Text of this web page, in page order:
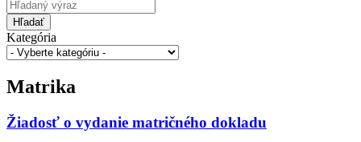
Hľadať
Kategória
Matrika
Žiadosť o vydanie matričného dokladu